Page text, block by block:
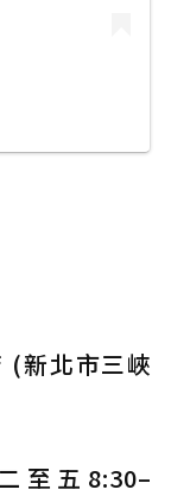
(新北市三峽
至五8:30–